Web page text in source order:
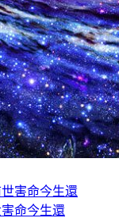
命今生還